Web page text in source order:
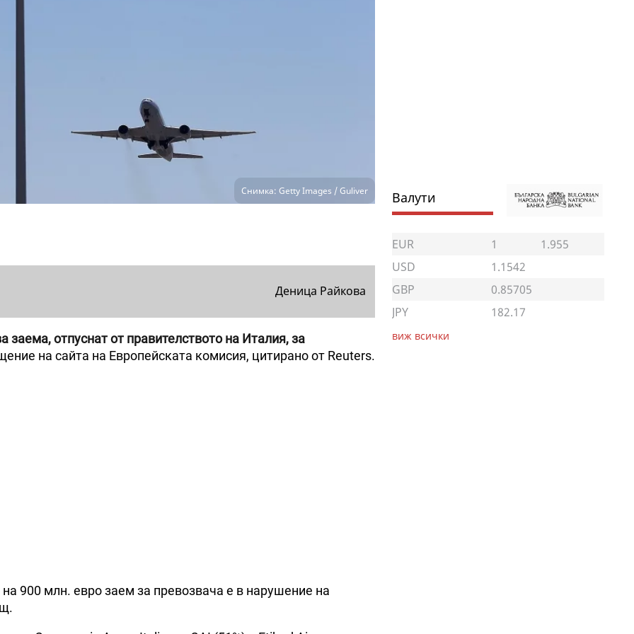
Снимка: Getty Images / Guliver
Деница Райкова
отпуснат от правителството на Италия, за
на сайта на Европейската комисия, цитирано от Reuters.
900 млн. евро заем за превозвача е в нарушение на
Валути
EUR 1
1.955
USD
1.1542
GBP
0.85705
JPY
182.17
виж всички